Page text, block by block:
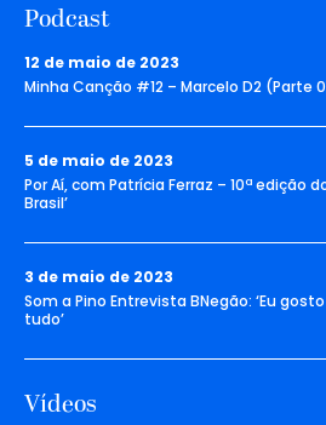
Podcast
12 de maio de 2023
Minha Canção #12 – Marcelo D2 (Parte
5 de maio de 2023
Por Aí, com Patrícia Ferraz – 10ª edição
Brasil’
3 de maio de 2023
Som a Pino Entrevista BNegão: ‘Eu
tudo’
Vídeos